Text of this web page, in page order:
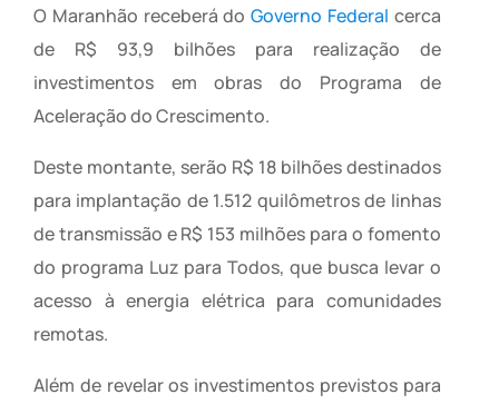
O Maranhão receberá doGoverno Federal cerca
de R$ 93,9 bilhões para realização de
investimentos em obras do Programa de
Aceleração do Crescimento.
Deste montante, serão R$ 18 bilhões destinados
para implantação de 1.512 quilômetros de linhas
de transmissão e R$ 153 milhões para o fomento
do programa Luz para Todos, que busca levar o
acesso à energia elétrica para comunidades
remotas.
Além de revelar os investimentos previstos para